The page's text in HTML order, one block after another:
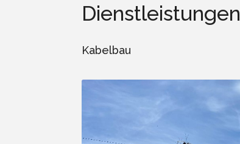
Dienstleistungen
Kabelbau